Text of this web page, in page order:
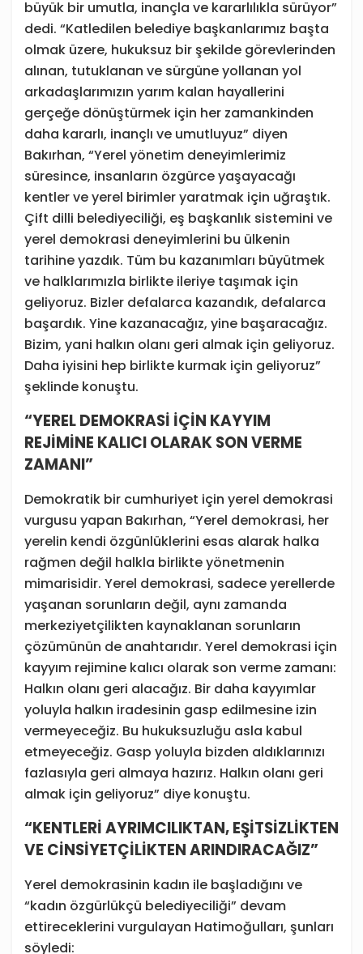
büyük bir umutla, inançla ve kararlılıkla sürüyor”
dedi. “Katledilen belediye başkanlarımız başta
olmak üzere, hukuksuz bir şekilde görevlerinden
alınan, tutuklanan ve sürgüne yollanan yol
arkadaşlarımızın yarım kalan hayallerini
gerçeğe dönüştürmek için her zamankinden
daha kararlı, inançlı ve umutluyuz” diyen
Bakırhan, “Yerel yönetim deneyimlerimiz
süresince, insanların özgürce yaşayacağı
kentler ve yerel birimler yaratmak için uğraştık.
Çift dilli belediyeciliği, eş başkanlık sistemini ve
yerel demokrasi deneyimlerini bu ülkenin
tarihine yazdık. Tüm bu kazanımları büyütmek
ve halklarımızla birlikte ileriye taşımak için
geliyoruz. Bizler defalarca kazandık, defalarca
başardık. Yine kazanacağız, yine başaracağız.
Bizim, yani halkın olanı geri almak için geliyoruz.
Daha iyisini hep birlikte kurmak için geliyoruz”
şeklinde konuştu.
“YEREL DEMOKRASİ İÇİN KAYYIM
REJİMİNE KALICI OLARAK SON VERME
ZAMANI”
Demokratik bir cumhuriyet için yerel demokrasi
vurgusu yapan Bakırhan, “Yerel demokrasi, her
yerelin kendi özgünlüklerini esas alarak halka
rağmen değil halkla birlikte yönetmenin
mimarisidir. Yerel demokrasi, sadece yerellerde
yaşanan sorunların değil, aynı zamanda
merkeziyetçilikten kaynaklanan sorunların
çözümünün de anahtarıdır. Yerel demokrasi için
kayyım rejimine kalıcı olarak son verme zamanı:
Halkın olanı geri alacağız. Bir daha kayyımlar
yoluyla halkın iradesinin gasp edilmesine izin
vermeyeceğiz. Bu hukuksuzluğu asla kabul
etmeyeceğiz. Gasp yoluyla bizden aldıklarınızı
fazlasıyla geri almaya hazırız. Halkın olanı geri
almak için geliyoruz” diye konuştu.
“KENTLERİ AYRIMCILIKTAN, EŞİTSİZLİKTEN
VE CİNSİYETÇİLİKTEN ARINDIRACAĞIZ”
Yerel demokrasinin kadın ile başladığını ve
“kadın özgürlükçü belediyeciliği” devam
ettireceklerini vurgulayan Hatimoğulları, şunları
söyledi: